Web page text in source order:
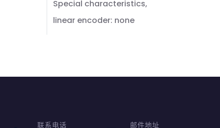
Special characteristics,
linear encoder: none
联系电话 邮件地址